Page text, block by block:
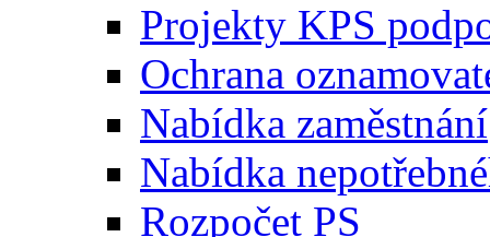
Projekty KPS
Ochrana
Nabídka zaměstnání
Nabídka
Rozpočet PS